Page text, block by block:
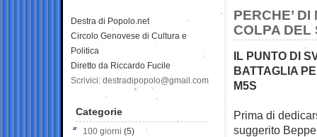
PERCHE’
COLPA DEL
IL PUNTO DI
BATTAGLIA
M5S
Prima di
suggerito
Destra di Popolo.net
Circolo Genovese di Cultura e
Politica
Diretto da Riccardo Fucile
Scrivici: destradipopolo@gmail.com
Categorie
100 giorni (5)